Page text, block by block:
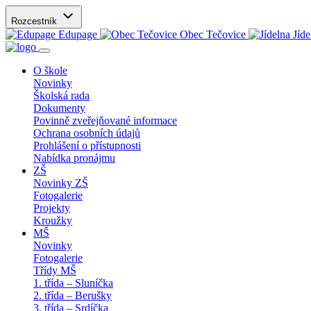
Rozcestník
Edupage Obec Tečovice
O škole
Novinky
Školská rada
Dokumenty
Povinně zveřejňované informace
Ochrana osobních údajů
Prohlášení o přístupnosti
Nabídka pronájmu
ZŠ
Novinky ZŠ
Fotogalerie
Projekty
Kroužky
MŠ
Novinky
Fotogalerie
Třídy MŠ
1. třída – Sluníčka
2. třída – Berušky
3. třída – Srdíčka